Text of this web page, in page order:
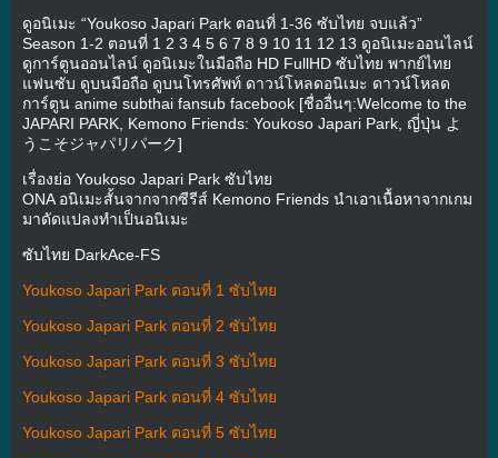
ดูอนิเมะ “Youkoso Japari Park ตอนที่ 1-36 ซับไทย จบแล้ว”
Season 1-2 ตอนที่ 1 2 3 4 5 6 7 8 9 10 11 12 13 ดูอนิเมะออนไลน์
ดูการ์ตูนออนไลน์ ดูอนิเมะในมือถือ HD FullHD ซับไทย พากย์ไทย
แฟนซับ ดูบนมือถือ ดูบนโทรศัพท์ ดาวน์โหลดอนิเมะ ดาวน์โหลด
การ์ตูน anime subthai fansub facebook [ชื่ออื่นๆ:Welcome to the
JAPARI PARK, Kemono Friends: Youkoso Japari Park, ญี่ปุ่น よ
うこそジャパリパーク]
เรื่องย่อ Youkoso Japari Park ซับไทย
ONA อนิเมะสั้นจากจากซีรีส์ Kemono Friends นำเอาเนื้อหาจากเกม
มาดัดแปลงทำเป็นอนิเมะ
ซับไทย DarkAce-FS
Youkoso Japari Park ตอนที่ 1 ซับไทย
Youkoso Japari Park ตอนที่ 2 ซับไทย
Youkoso Japari Park ตอนที่ 3 ซับไทย
Youkoso Japari Park ตอนที่ 4 ซับไทย
Youkoso Japari Park ตอนที่ 5 ซับไทย